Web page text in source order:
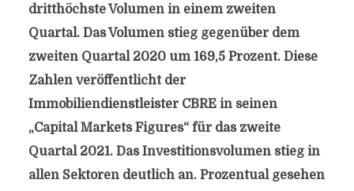
dritthöchste Volumen in einem zweiten
Quartal. Das Volumen stieg gegenüber dem
zweiten Quartal 2020 um 169,5 Prozent. Diese
Zahlen veröffentlicht der
Immobiliendienstleister CBRE in seinen
„Capital Markets Figures“ für das zweite
Quartal 2021. Das Investitionsvolumen stieg in
allen Sektoren deutlich an. Prozentual gesehen